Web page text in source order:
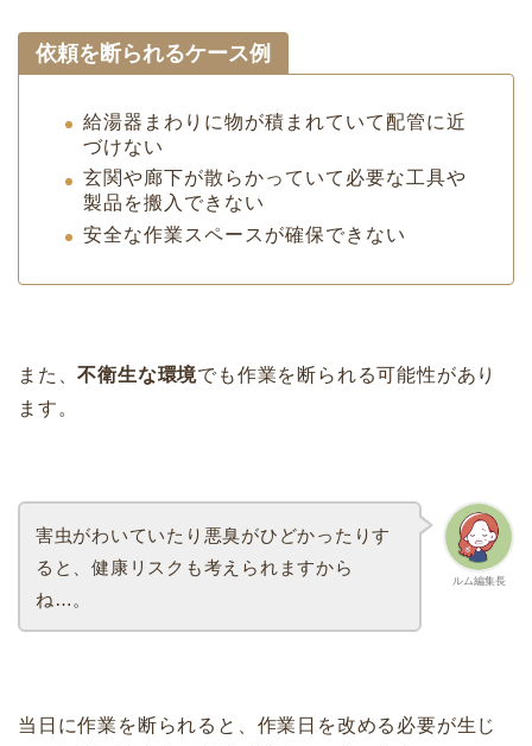
依頼を断られるケース例
給湯器まわりに物が積まれていて配管に近
づけない
玄関や廊下が散らかっていて必要な工具や
製品を搬入できない
安全な作業スペースが確保できない
また、不衛生な環境でも作業を断られる可能性があり
ます。
ルム編集長
害虫がわいていたり悪臭がひどかったりす
ると、健康リスクも考えられますから
ね…。
当日に作業を断られると、作業日を改める必要が生じ